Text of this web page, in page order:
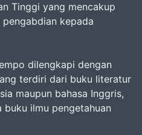
Tinggi yang mencakup
kepada
dilengkapi dengan
terdiri dari buku literatur
maupun bahasa Inggris,
buku ilmu pengetahuan